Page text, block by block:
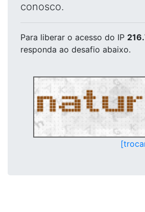
conosco.
Para liberar o acesso do IP
responda ao desafio abaixo.